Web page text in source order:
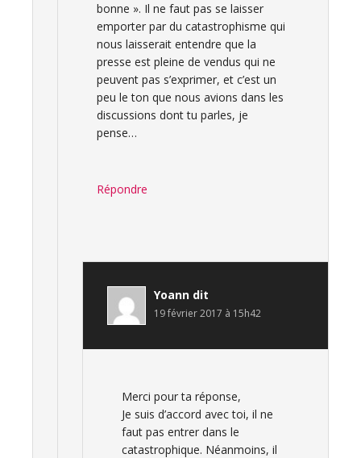
bonne ». Il ne faut pas se laisser
emporter par du catastrophisme qui
nous laisserait entendre que la
presse est pleine de vendus qui ne
peuvent pas s’exprimer, et c’est un
peu le ton que nous avions dans les
discussions dont tu parles, je
pense…
Répondre
Yoann dit
19 février 2017 à 15h42
Merci pour ta réponse,
Je suis d’accord avec toi, il ne
faut pas entrer dans le
catastrophique. Néanmoins, il